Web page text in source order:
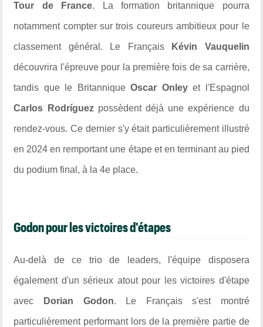
Tour de France. La formation britannique pourra
notamment compter sur trois coureurs ambitieux pour le
classement général. Le Français Kévin Vauquelin
découvrira l'épreuve pour la première fois de sa carrière,
tandis que le BritanniqueOscar Onleyet l'Espagnol
Carlos Rodríguez possèdent déjà une expérience du
rendez-vous. Ce dernier s'y était particulièrement illustré
en 2024 en remportant une étape et en terminant au pied
du podium final, à la 4e place.
Godon pour les victoires d'étapes
Au-delà de ce trio de leaders, l'équipe disposera
également d'un sérieux atout pour les victoires d'étape
avec Dorian Godon. Le Français s'est montré
particulièrement performant lors de la première partie de